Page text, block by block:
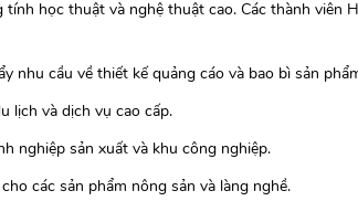
học thuật và nghệ thuật cao. Các thành viên
nhu cầu về thiết kế quảng cáo và bao bì sản
lịch và dịch vụ cao cấp.
nghiệp sản xuất và khu công nghiệp.
các sản phẩm nông sản và làng nghề.